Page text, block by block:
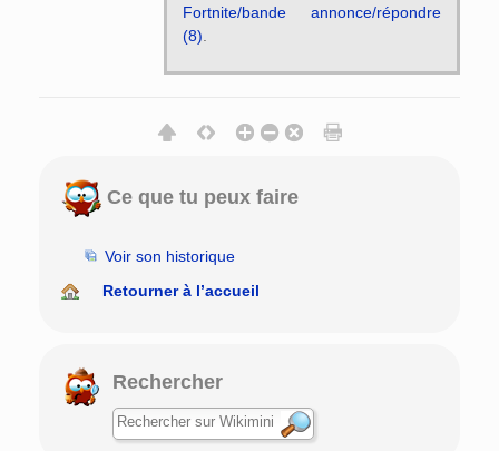
Fortnite/bande annonce/répondre
(8)
Ce que tu peux faire
Voir son historique
Retourner à l’accueil
Rechercher